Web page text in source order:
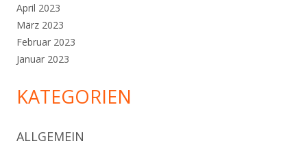
April 2023
März 2023
Februar 2023
Januar 2023
KATEGORIEN
ALLGEMEIN